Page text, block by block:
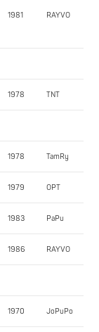
1981 RAYVO
1978 TNT
1978 TamRy
1979 OPT
1983 PaPu
1986 RAYVO
1970 JoPuPo